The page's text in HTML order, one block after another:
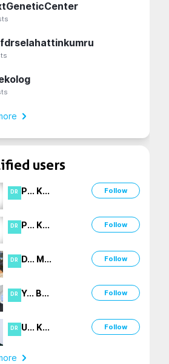
users
DR P... K... Follow
DR P... K... Follow
DR D... M... Follow
DR Y... B... Follow
DR U... K... Follow